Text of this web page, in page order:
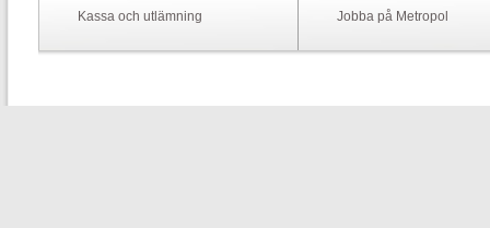
Kassa och utlämning
Jobba på Metropol